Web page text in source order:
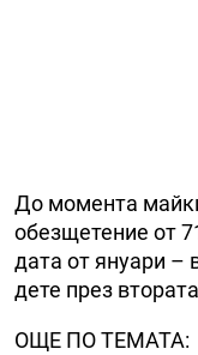
До момента
обезщетение от
дата от януари –
дете през
ОЩЕ ПО ТЕМАТА: